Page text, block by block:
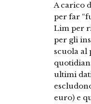
A carico
per far
Lim per
per gli
scuola al
ultimi
euro) e